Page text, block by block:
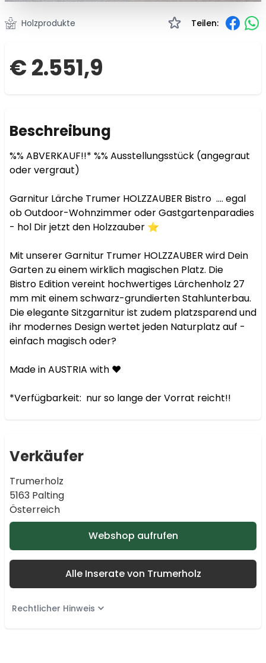
Holzprodukte Teilen:
€ 2.551,9
Beschreibung
%% ABVERKAUF!!* %% Ausstellungsstück (angegraut
oder vergraut)
Garnitur Lärche Trumer HOLZZAUBER Bistro  .... egal
ob Outdoor-Wohnzimmer oder Gastgartenparadies
- hol Dir jetzt den Holzzauber ⭐️
Mit unserer Garnitur Trumer HOLZZAUBER wird Dein
Garten zu einem wirklich magischen Platz. Die
Bistro Edition vereint hochwertiges Lärchenholz 27
mm mit einem schwarz-grundierten Stahlunterbau.
Die elegante Sitzgarnitur ist zudem platzsparend und
ihr modernes Design wertet jeden Naturplatz auf -
einfach magisch oder?
Made in AUSTRIA with ❤️
*Verfügbarkeit:  nur so lange der Vorrat reicht!!
Verkäufer
Trumerholz
5163 Palting
Österreich
Webshop aufrufen
Alle Inserate von Trumerholz
Rechtlicher Hinweis